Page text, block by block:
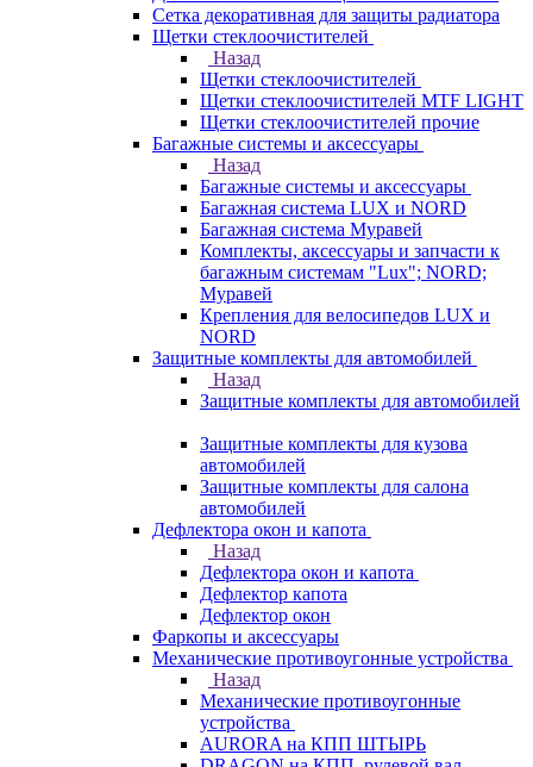
Сетка декоративная для защиты радиатора
Щетки стеклоочистителей
Назад
Щетки стеклоочистителей
Щетки стеклоочистителей MTF LIGHT
Щетки стеклоочистителей прочие
Багажные системы и аксессуары
Назад
Багажные системы и аксессуары
Багажная система LUX и NORD
Багажная система Муравей
Комплекты, аксессуары и запчасти к
багажным системам "Lux"; NORD;
Муравей
Крепления для велосипедов LUX и
NORD
Защитные комплекты для автомобилей
Назад
Защитные комплекты для автомобилей
Защитные комплекты для кузова
автомобилей
Защитные комплекты для салона
автомобилей
Дефлектора окон и капота
Назад
Дефлектора окон и капота
Дефлектор капота
Дефлектор окон
Фаркопы и аксессуары
Механические противоугонные устройства
Назад
Механические противоугонные
устройства
AURORA на КПП ШТЫРЬ